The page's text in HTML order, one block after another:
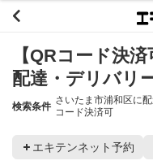
【QRコード決
配達・デリバリ
検索条件
さいたま市浦和区に
コード決済可
エキテンネット予約